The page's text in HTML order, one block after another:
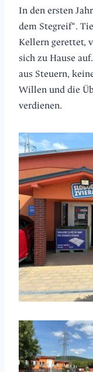
In den ersten
dem Stegreif“.
Kellern gerettet,
sich zu Hause
aus Steuern,
Willen und die
verdienen.